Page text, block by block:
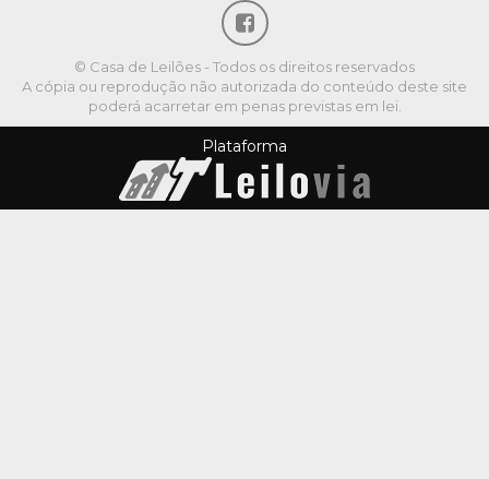
© Casa de Leilões - Todos os direitos reservados
A cópia ou reprodução não autorizada do conteúdo deste site
poderá acarretar em penas previstas em lei.
Plataforma